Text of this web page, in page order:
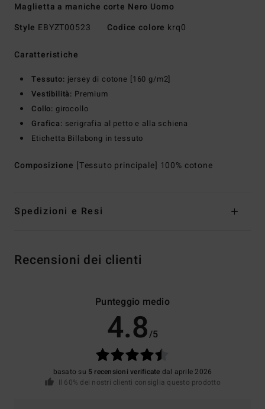
Maglietta a maniche corte Nero Uomo
Style EBYZT00523 Codice colore krq0
Caratteristiche
Tessuto: jersey di cotone [160 g/m2]
Vestibilità: Premium
Collo: girocollo
Grafica: serigrafia al petto e alla schiena
Etichetta Billabong in tessuto
Composizione [Tessuto principale] 100% cotone
Spedizioni e Resi
Recensioni dei clienti
Punteggio medio
4.8/5
basato su 5 recensioni verificate dal aprile 2026
Il 60% dei nostri clienti consiglia questo prodotto